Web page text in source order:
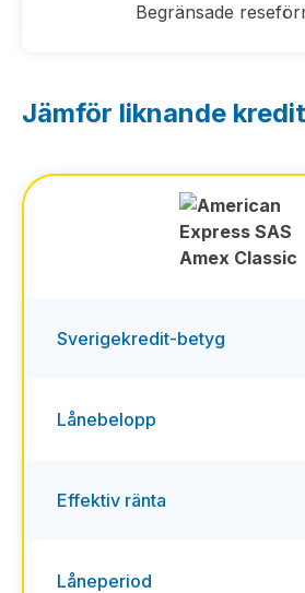
Begränsade
Jämför liknande
Sverigekredit-betyg
Lånebelopp
Effektiv ränta
Låneperiod